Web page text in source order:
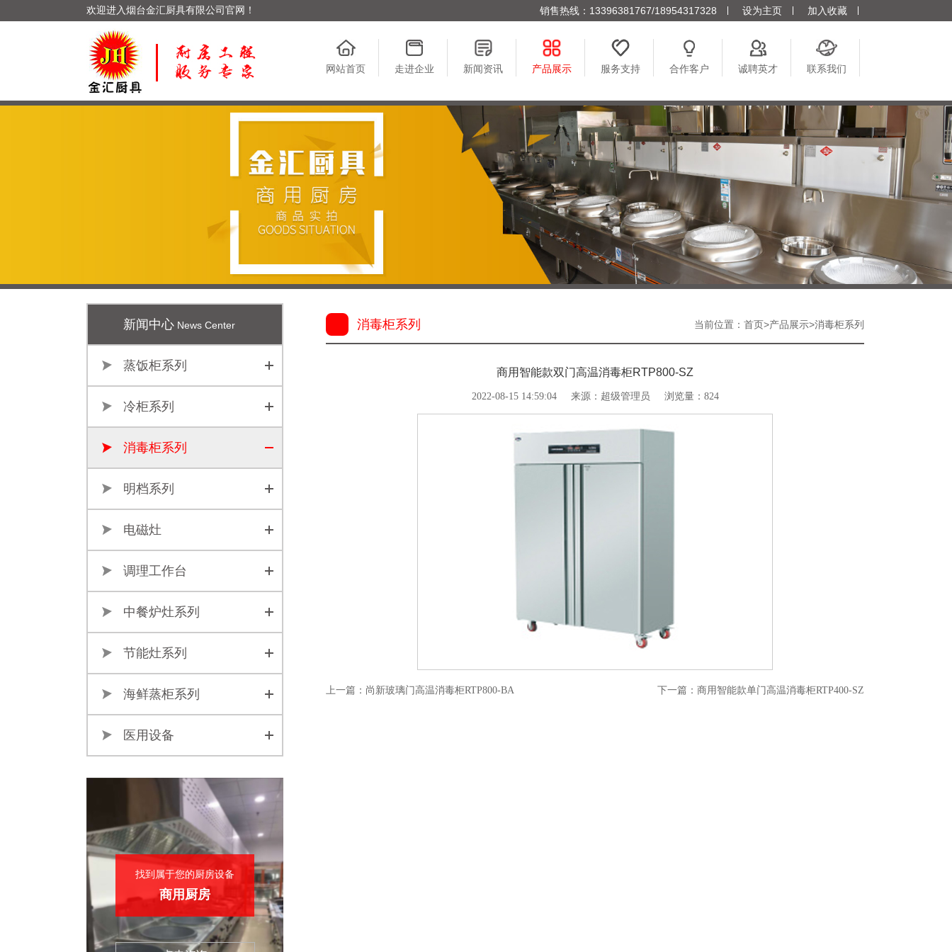
欢迎进入烟台金汇厨具有限公司官网！ 销售热线：13396381767/18954317328 设为主页 加入收藏
网站首页 走进企业 新闻资讯 产品展示 服务支持 合作客户 诚聘英才 联系我们
新闻中心 News Center
蒸饭柜系列
冷柜系列
消毒柜系列
明档系列
电磁灶
调理工作台
中餐炉灶系列
节能灶系列
海鲜蒸柜系列
医用设备
找到属于您的厨房设备
商用厨房
消毒柜系列 当前位置： 首页 >产品展示>消毒柜系列
商用智能款双门高温消毒柜RTP800-SZ
2022-08-15 14:59:04 来源：超级管理员 浏览量：824
上一篇： 尚新玻璃门高温消毒柜RTP800-BA 下一篇： 商用智能款单门高温消毒柜RTP400-SZ